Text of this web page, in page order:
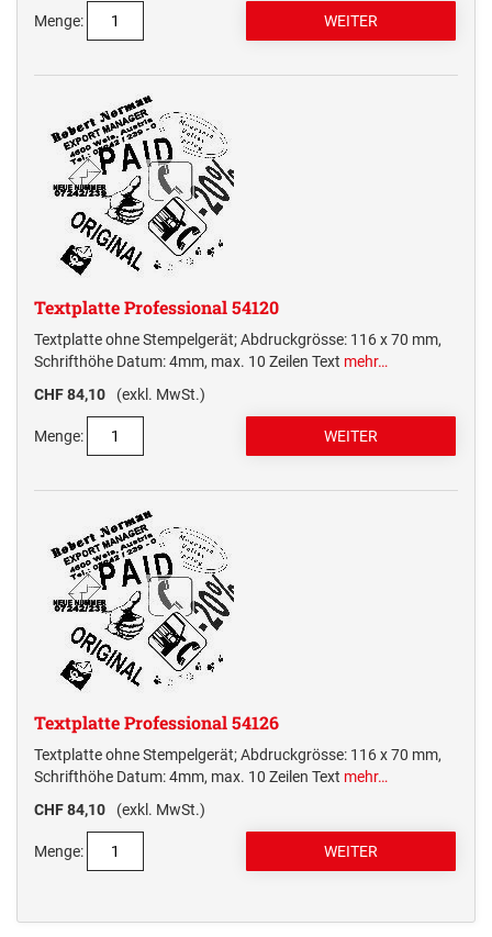
Menge:
Textplatte Professional 54120
Textplatte ohne Stempelgerät; Abdruckgrösse: 116 x 70 mm,
Schrifthöhe Datum: 4mm, max. 10 Zeilen Text mehr…
CHF 84,10
(exkl. MwSt.)
Menge:
Textplatte Professional 54126
Textplatte ohne Stempelgerät; Abdruckgrösse: 116 x 70 mm,
Schrifthöhe Datum: 4mm, max. 10 Zeilen Text mehr…
CHF 84,10
(exkl. MwSt.)
Menge: